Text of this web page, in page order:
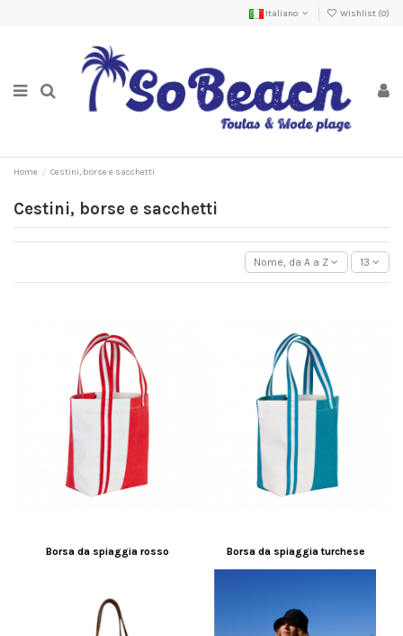
Italiano Wishlist (0)
Home Cestini, borse e sacchetti
Cestini, borse e sacchetti
Nome, da A a Z 13
Borsa da spiaggia rosso Borsa da spiaggia turchese